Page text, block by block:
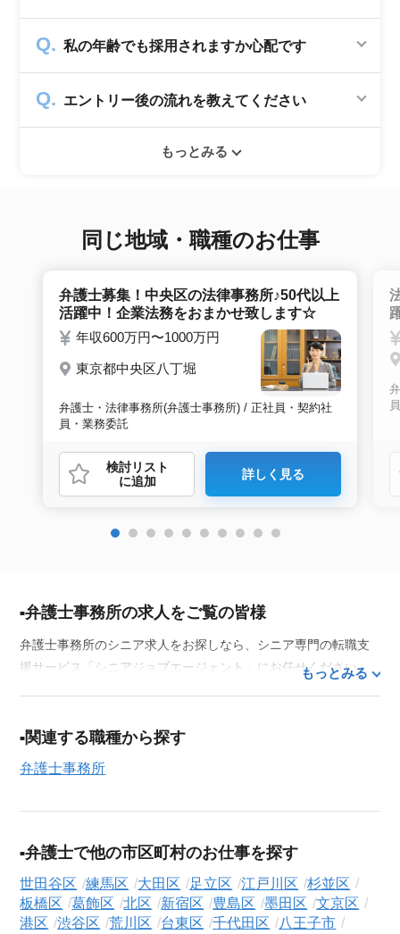
していますので、転職希望者の方からは費用は
一切発生致しません。
私の年齢でも採用されますか心配です
業のみ掲載をしています。60代・70代以上の
就職実績も多数ありますので年齢に気負いせず
ぜひ紹介依頼へ進んでください。
エントリー後の流れを教えてください
ーとヒアリングのお時間を頂きます。その後希
もっとみる
同じ地域・職種のお仕事
弁護士募集！中央区の法律事務所♪50代以上
活躍中！企業法務をおまかせ致します☆
年収600万円〜1000万円
東京都中央区八丁堀
弁護士・法律事務所(弁護士事務所) / 正社員・契約社
員・業務委託
検討リスト
に追加
詳しく見る
弁護士事務所の求人をご覧の皆様
弁護士事務所のシニア求人をお探しなら、シニア専門の転職支
援サービス「シニアジョブエージェント」にお任せください。
的にサポートします。この求人を含む
スだけの非公開求人です。
ご利用の流れ
る」ボタンからご登録ください。シニア専門のキャリアアドバ
イザーが、これまでのご経歴やご希望を丁寧にヒアリングし、
職務経歴書の作成から面接対策、企業との条件交渉まで、転職
活動の全プロセスを無料でサポートいたします。
もっとみる
関連する職種から探す
弁護士事務所
弁護士で他の市区町村のお仕事を探す
世田谷区 練馬区 大田区 足立区 江戸川区
杉並区
板橋区
葛飾区 北区 新宿区 豊島区 墨田区
文京区
港区
渋谷区 荒川区 台東区 千代田区 八王子市